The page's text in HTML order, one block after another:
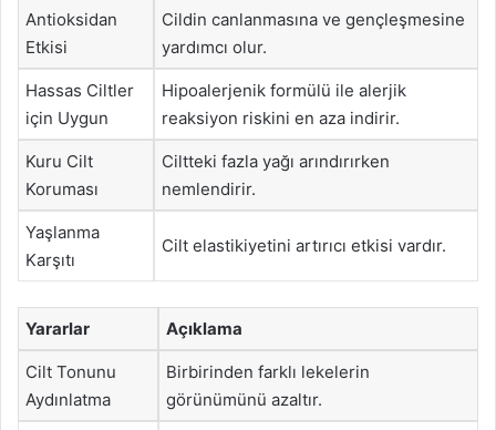
Antioksidan
Etkisi
Cildin canlanmasına ve gençleşmesine
yardımcı olur.
Hassas Ciltler
için Uygun
Hipoalerjenik formülü ile alerjik
reaksiyon riskini en aza indirir.
Kuru Cilt
Koruması
Ciltteki fazla yağı arındırırken
nemlendirir.
Yaşlanma
Karşıtı
Cilt elastikiyetini artırıcı etkisi vardır.
Yararlar Açıklama
Cilt Tonunu
Aydınlatma
Birbirinden farklı lekelerin
görünümünü azaltır.